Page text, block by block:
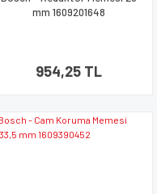
mm 1609201648
954,25 TL